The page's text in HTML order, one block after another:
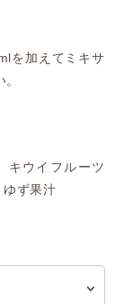
を加えてミキサ
キウイフルーツ
ず果汁